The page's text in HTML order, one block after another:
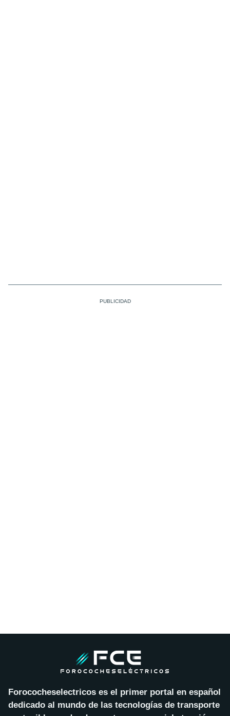
Forococheselectricos es el primer portal en español
dedicado al mundo de las tecnologías de transporte